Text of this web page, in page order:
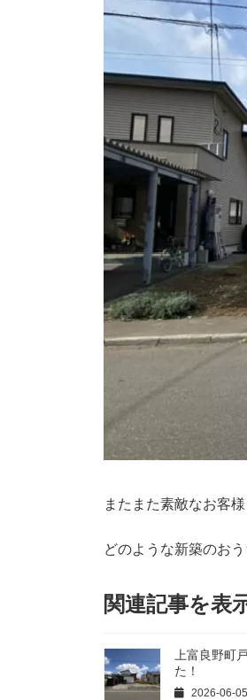
時
:
またまた素敵なお客
どのような新築のお
関連記事を表
上富良野町
た！
2026-06-05